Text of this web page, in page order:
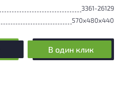
3361-26129
570x480x440
В один клик